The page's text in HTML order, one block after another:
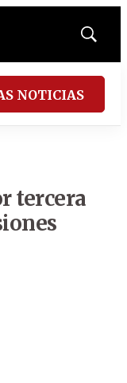
Mostrar
NOTICIAS
tercera